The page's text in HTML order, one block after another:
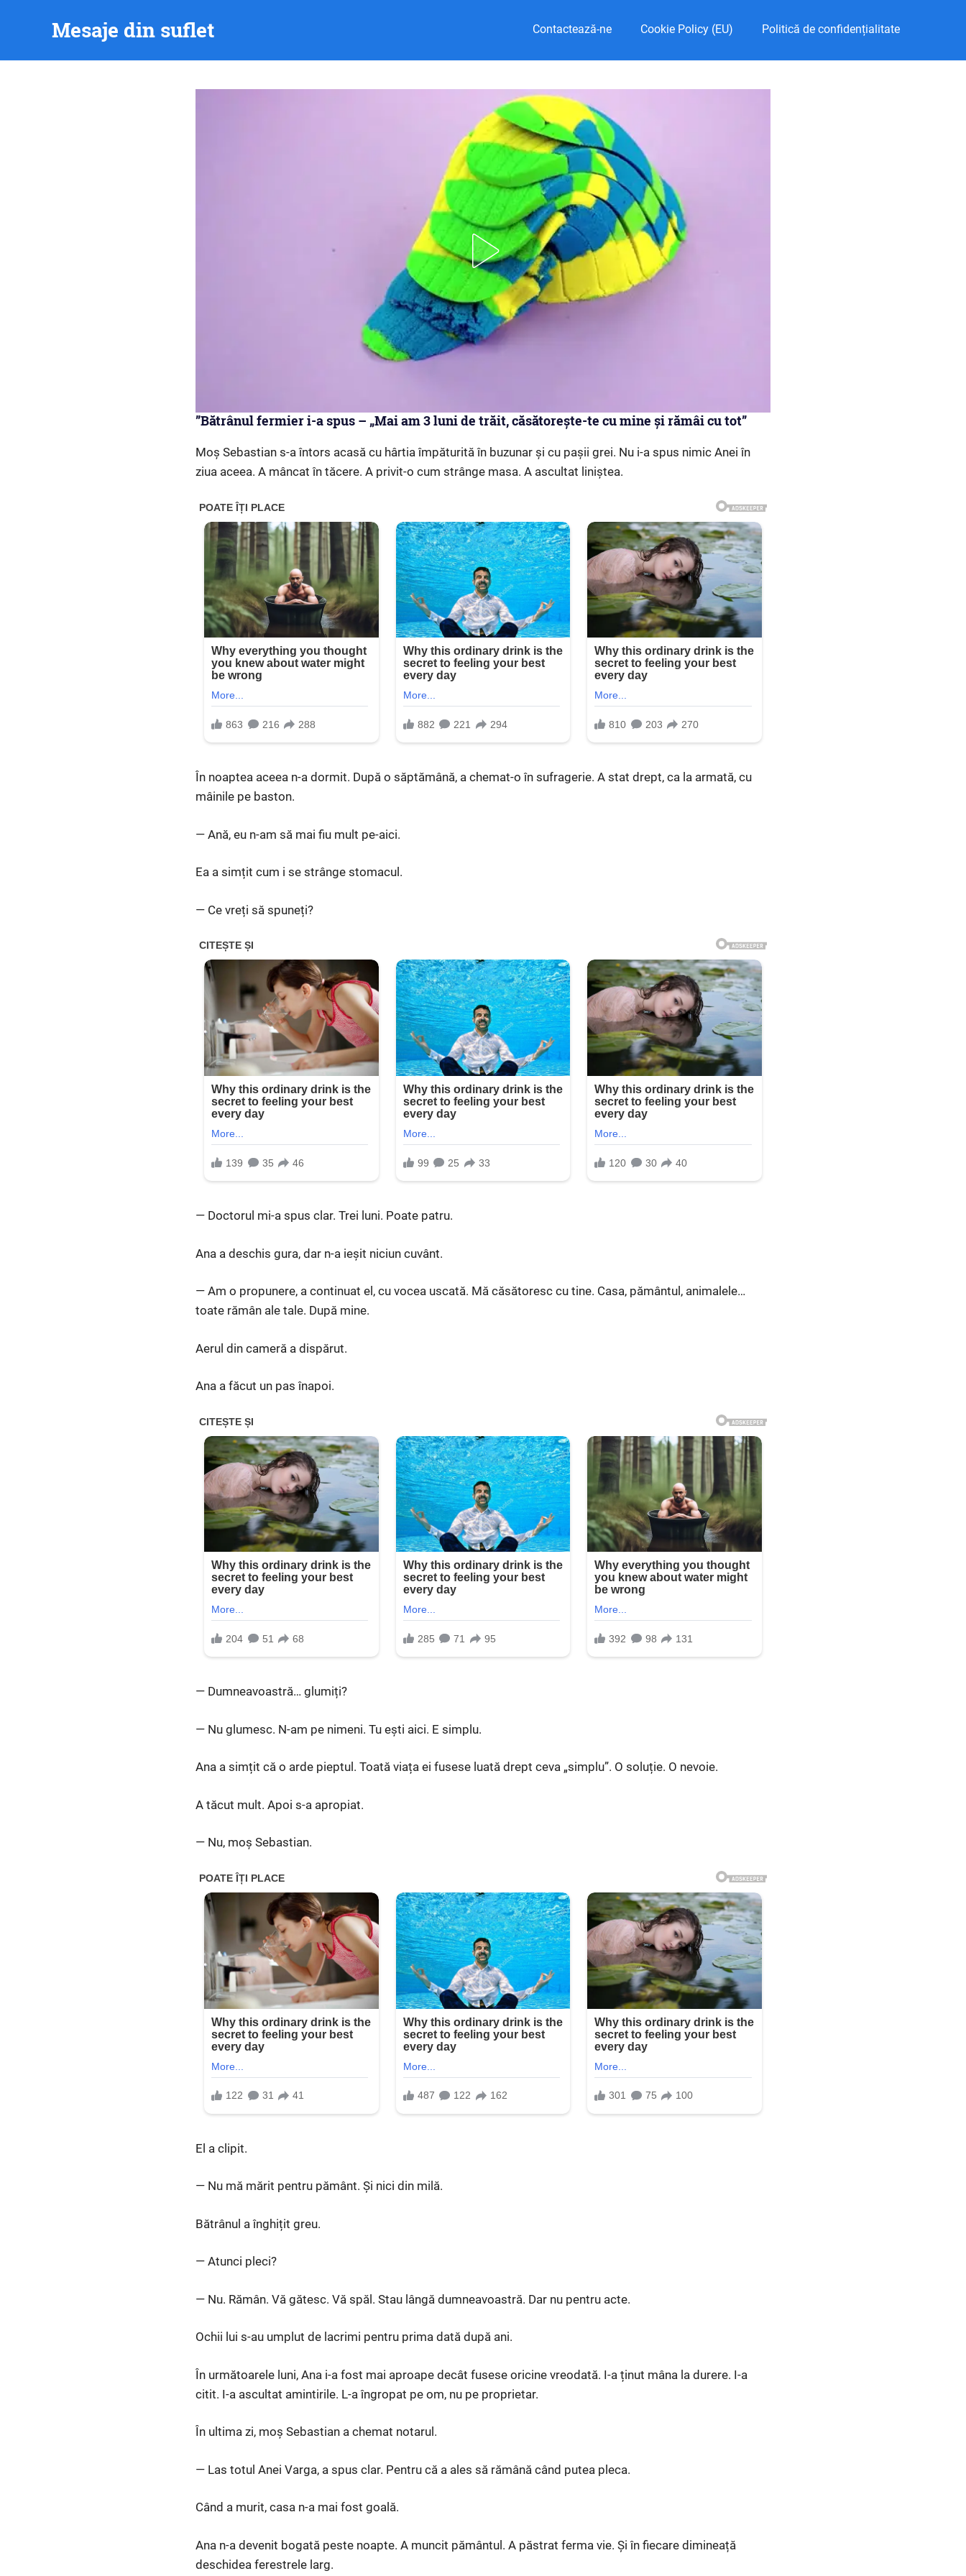
Mesaje din suflet Contactează-ne Cookie Policy (EU) Politică de confidențialitate
”Bătrânul fermier i-a spus – „Mai am 3 luni de trăit, căsătorește-te cu mine și rămâi cu tot”
Moș Sebastian s-a întors acasă cu hârtia împăturită în buzunar și cu pașii grei. Nu i-a spus nimic Anei în
ziua aceea. A mâncat în tăcere. A privit-o cum strânge masa. A ascultat liniștea.
În noaptea aceea n-a dormit. După o săptămână, a chemat-o în sufragerie. A stat drept, ca la armată, cu
mâinile pe baston.
— Ană, eu n-am să mai fiu mult pe-aici.
Ea a simțit cum i se strânge stomacul.
— Ce vreți să spuneți?
— Doctorul mi-a spus clar. Trei luni. Poate patru.
Ana a deschis gura, dar n-a ieșit niciun cuvânt.
— Am o propunere, a continuat el, cu vocea uscată. Mă căsătoresc cu tine. Casa, pământul, animalele…
toate rămân ale tale. După mine.
Aerul din cameră a dispărut.
Ana a făcut un pas înapoi.
— Dumneavoastră… glumiți?
— Nu glumesc. N-am pe nimeni. Tu ești aici. E simplu.
Ana a simțit că o arde pieptul. Toată viața ei fusese luată drept ceva „simplu”. O soluție. O nevoie.
A tăcut mult. Apoi s-a apropiat.
— Nu, moș Sebastian.
El a clipit.
— Nu mă mărit pentru pământ. Și nici din milă.
Bătrânul a înghițit greu.
— Atunci pleci?
— Nu. Rămân. Vă gătesc. Vă spăl. Stau lângă dumneavoastră. Dar nu pentru acte.
Ochii lui s-au umplut de lacrimi pentru prima dată după ani.
În următoarele luni, Ana i-a fost mai aproape decât fusese oricine vreodată. I-a ținut mâna la durere. I-a
citit. I-a ascultat amintirile. L-a îngropat pe om, nu pe proprietar.
În ultima zi, moș Sebastian a chemat notarul.
— Las totul Anei Varga, a spus clar. Pentru că a ales să rămână când putea pleca.
Când a murit, casa n-a mai fost goală.
Ana n-a devenit bogată peste noapte. A muncit pământul. A păstrat ferma vie. Și în fiecare dimineață
deschidea ferestrele larg.